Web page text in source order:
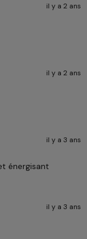
il y a 2 ans
il y a 2 ans
il y a 3 ans
énergisant
il y a 3 ans